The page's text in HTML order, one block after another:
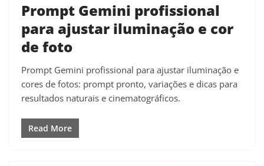
Prompt Gemini profissional
para ajustar iluminação e cor
de foto
Prompt Gemini profissional para ajustar iluminação e
cores de fotos: prompt pronto, variações e dicas para
resultados naturais e cinematográficos.
Read More